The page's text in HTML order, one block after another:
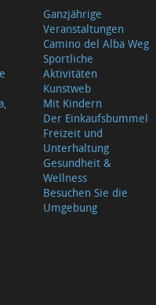
Ganzjährige
Veranstaltungen
Camino del Alba Weg
Sportliche
Aktivitäten
Kunstweb
Mit Kindern
Der Einkaufsbummel
Freizeit und
Unterhaltung
Gesundheit &
Wellness
Besuchen Sie die
Umgebung